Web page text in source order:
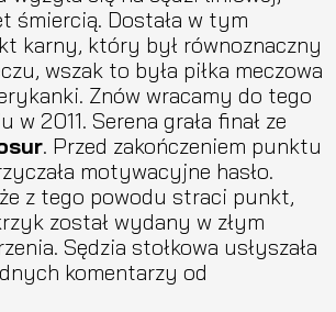
śmiercią. Dostała w tym
karny, który był równoznaczny
wszak to była piłka meczowa
Znów wracamy do tego
w 2011. Serena grała finał ze
. Przed zakończeniem punktu
motywacyjne hasło.
że z tego powodu straci punkt,
został wydany w złym
Sędzia stołkowa usłyszała
komentarzy od